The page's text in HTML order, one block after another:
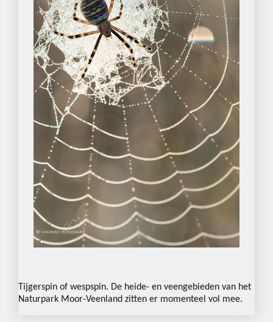
Tijgerspin of wespspin. De heide- en veengebieden van het
Naturpark Moor-Veenland zitten er momenteel vol mee.